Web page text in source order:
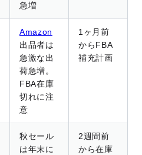
急増
Amazon
出品者は
急激な出
荷急増。
FBA在庫
切れに注
意
1ヶ月前
からFBA
補充計画
秋セール
は年末に
2週間前
から在庫